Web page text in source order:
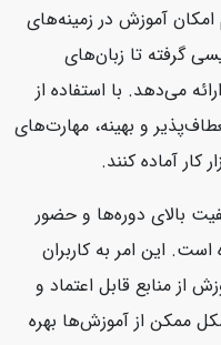
آموزش در زمینه‌های
گرفته تا زبان‌های
می‌دهد. با استفاده از
و بهینه، مهارت‌های
آماده کنند.
بالای دوره‌ها و حضور
این امر به کاربران
منابع قابل اعتماد و
ممکن از آموزش‌ها بهره